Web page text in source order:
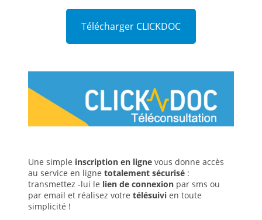
Télécharger CLICKDOC
Une simple inscription en ligne vous donne accès
au service en ligne totalement sécurisé :
transmettez -lui le lien de connexion par sms ou
par email et réalisez votre télésuivi en toute
simplicité !